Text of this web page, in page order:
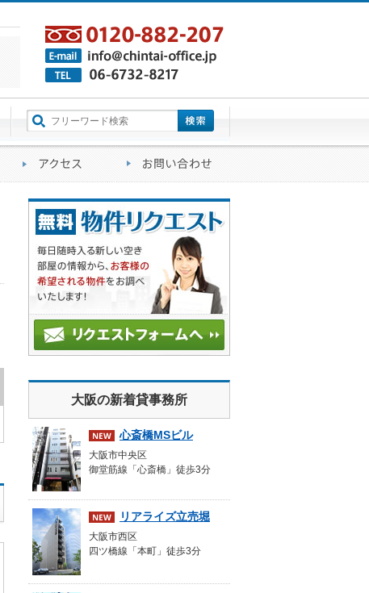
大阪の新着貸事務所
心斎橋MSビル
大阪市中央区
御堂筋線「心斎橋」徒歩3分
リアライズ立売堀
大阪市西区
四ツ橋線「本町」徒歩3分